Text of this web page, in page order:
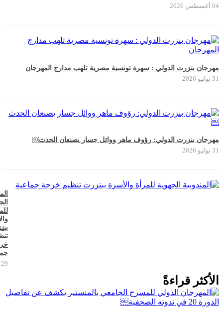
04 أغسطس 2026
مهرجان بنزرت الدولي : سهرة تونسية مصرية تلهب مدارج المهرجان
31 يوليو 2026
مهرجان بنزرت الدولي: رؤوف ماهر ووائل جسار يصنعان الحدث￼
31 يوليو 2026
29 يوليو 2026
الأكثر قراءةً